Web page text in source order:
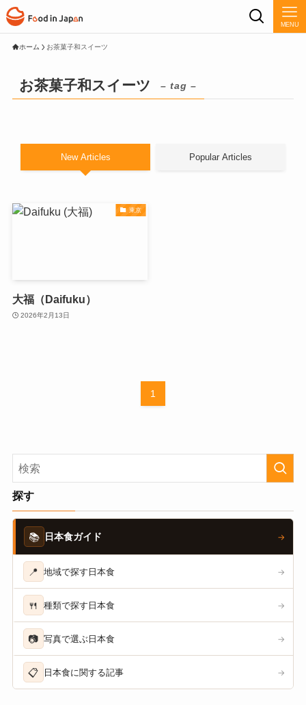
MENU
ホーム お茶菓子和スイーツ
お茶菓子和スイーツ – tag –
New Articles Popular Articles
東京
大福（Daifuku）
2026年2月13日
1
探す
📚 日本食ガイド →
📍 地域で探す日本食 →
🍴 種類で探す日本食 →
📷 写真で選ぶ日本食 →
📋 日本食に関する記事 →